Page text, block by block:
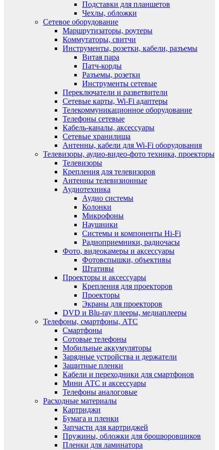
Подставки для планшетов
Чехлы, обложки
Сетевое оборудование
Маршрутизаторы, роутеры
Коммутаторы, свитчи
Инструменты, розетки, кабели, разъемы
Витая пара
Патч-корды
Разъемы, розетки
Инструменты сетевые
Переключатели и разветвители
Сетевые карты, Wi-Fi адаптеры
Телекоммуникационное оборудование
Телефоны сетевые
Кабель-каналы, аксессуары
Сетевые хранилища
Антенны, кабели для Wi-Fi оборудования
Телевизоры, аудио-видео-фото техника, проекторы
Телевизоры
Крепления для телевизоров
Антенны телевизионные
Аудиотехника
Аудио системы
Колонки
Микрофоны
Наушники
Системы и компоненты Hi-Fi
Радиоприемники, радиочасы
Фото, видеокамеры и аксессуары
Фотовспышки, объективы
Штативы
Проекторы и аксессуары
Крепления для проекторов
Проекторы
Экраны для проекторов
DVD и Blu-ray плееры, медиаплееры
Телефоны, смартфоны, АТС
Смартфоны
Сотовые телефоны
Мобильные аккумуляторы
Зарядные устройства и держатели
Защитные пленки
Кабели и переходники для смартфонов
Мини АТС и аксессуары
Телефоны аналоговые
Расходные материалы
Картриджи
Бумага и пленки
Запчасти для картриджей
Пружины, обложки для брошюровщиков
Пленки для ламинатора